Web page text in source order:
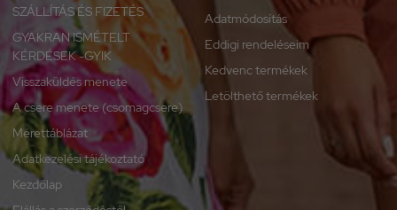
SZÁLLÍTÁS ÉS FIZETÉS
GYAKRAN ISMÉTELT
KÉRDÉSEK -GYIK
Visszaküldés menete
A csere menete (csomagcsere)
Mérettáblázat
Adatkezelési tájékoztató
Kezdőlap
Adatmódosítás
Eddigi rendeléseim
Kedvenc termékek
Letölthető termékek